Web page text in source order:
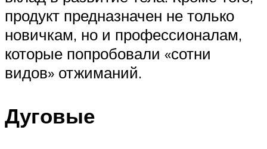
продукт предназначен не только
новичкам, но и профессионалам,
которые попробовали «сотни
видов» отжиманий.
Дуговые